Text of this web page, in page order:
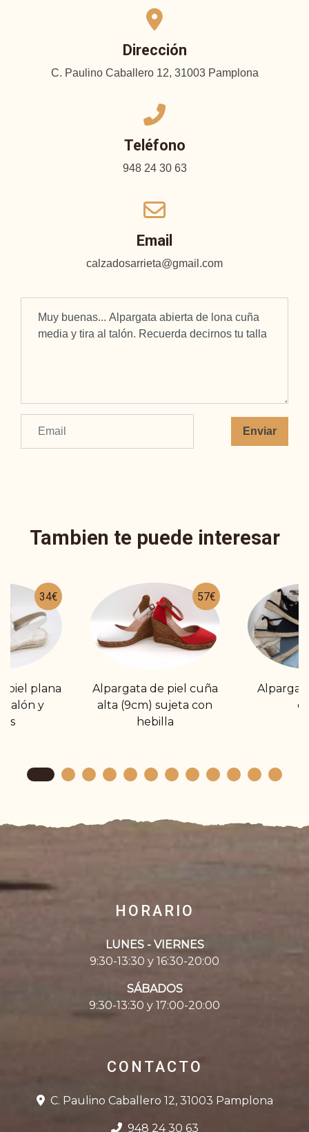
Dirección
C. Paulino Caballero 12, 31003 Pamplona
Teléfono
948 24 30 63
Email
calzadosarrieta@gmail.com
Enviar
Tambien te puede interesar
34€
piel plana
talón y
57€
Alpargata de piel cuña
alta (9cm) sujeta con
hebilla
HORARIO
LUNES - VIERNES
9:30-13:30 y 16:30-20:00
SÁBADOS
9:30-13:30 y 17:00-20:00
CONTACTO
C. Paulino Caballero 12, 31003 Pamplona
948 24 30 63